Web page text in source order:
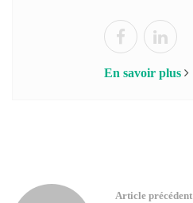
En savoir plus
Article précédent